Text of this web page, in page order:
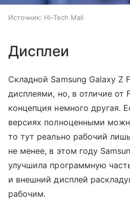
Источник: Hi-Tech Mail
Дисплеи
Складной Samsung Galaxy Z
дисплеями, но, в отличие от
концепция немного другая.
версиях полноценными
то тут реально рабочий
не менее, в этом году
улучшила программную
и внешний дисплей
рабочим.